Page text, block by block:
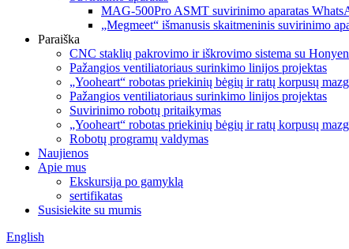
MAG-500Pro ASMT suvirinimo aparatas
„Megmeet“ išmanusis skaitmeninis suvirinimo
Paraiška
CNC staklių pakrovimo ir iškrovimo sistema su
Pažangios ventiliatoriaus surinkimo linijos projektas
„Yooheart“ robotas priekinių bėgių ir ratų korpusų
Pažangios ventiliatoriaus surinkimo linijos projektas
Suvirinimo robotų pritaikymas
„Yooheart“ robotas priekinių bėgių ir ratų korpusų
Robotų programų valdymas
Naujienos
Apie mus
Ekskursija po gamyklą
sertifikatas
Susisiekite su mumis
English